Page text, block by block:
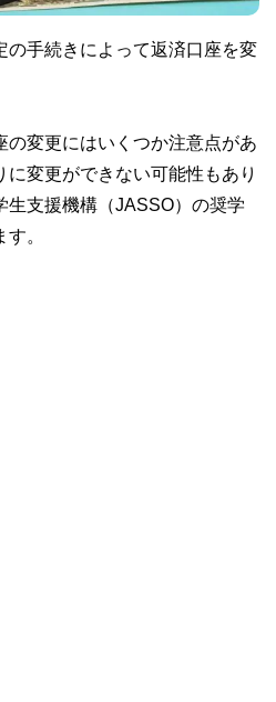
の手続きによって返済口座を変
の変更にはいくつか注意点があ
に変更ができない可能性もあり
生支援機構（JASSO）の奨学
。